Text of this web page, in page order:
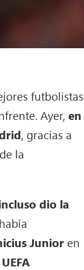
futbolistas
Ayer,en
, gracias a
la
dio la
Junior en